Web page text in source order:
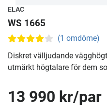
ELAC
WS 1665
(1 omdöme)
Diskret välljudande
utmärkt högtalare för dem
13 990 kr/par